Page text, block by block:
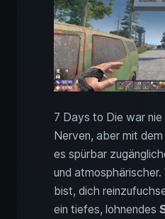
7 Days to Die war
Nerven, aber mit
es spürbar
und atmosphärischer.
bist, dich
ein tiefes, lohnendes